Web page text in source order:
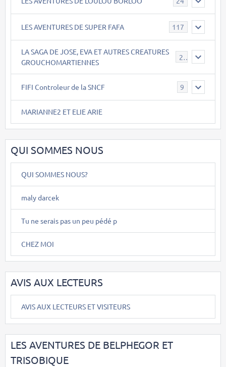
LES AVENTURES DE SUPER FAFA 117
LA SAGA DE JOSE, EVA ET AUTRES CREATURES
GROUCHOMARTIENNES
26
FIFI Controleur de la SNCF 9
MARIANNE2 ET ELIE ARIE
QUI SOMMES NOUS
QUI SOMMES NOUS?
maly darcek
Tu ne serais pas un peu pédé p
CHEZ MOI
AVIS AUX LECTEURS
AVIS AUX LECTEURS ET VISITEURS
LES AVENTURES DE BELPHEGOR ET
TRISOBIQUE